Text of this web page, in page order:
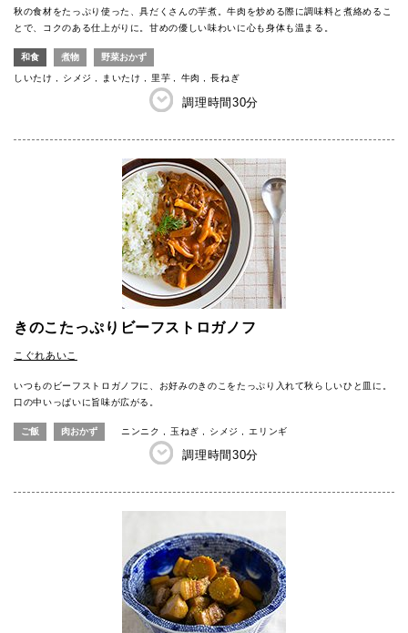
秋の食材をたっぷり使った、具だくさんの芋煮。牛肉を炒める際に調味料と煮絡めるこ
とで、コクのある仕上がりに。甘めの優しい味わいに心も身体も温まる。
和食 煮物 野菜おかず
しいたけ シメジ まいたけ 里芋 牛肉 長ねぎ
調理時間30分
きのこたっぷりビーフストロガノフ
こぐれあいこ
いつものビーフストロガノフに、お好みのきのこをたっぷり入れて秋らしいひと皿に。
口の中いっぱいに旨味が広がる。
ご飯 肉おかず ニンニク 玉ねぎ シメジ エリンギ
調理時間30分